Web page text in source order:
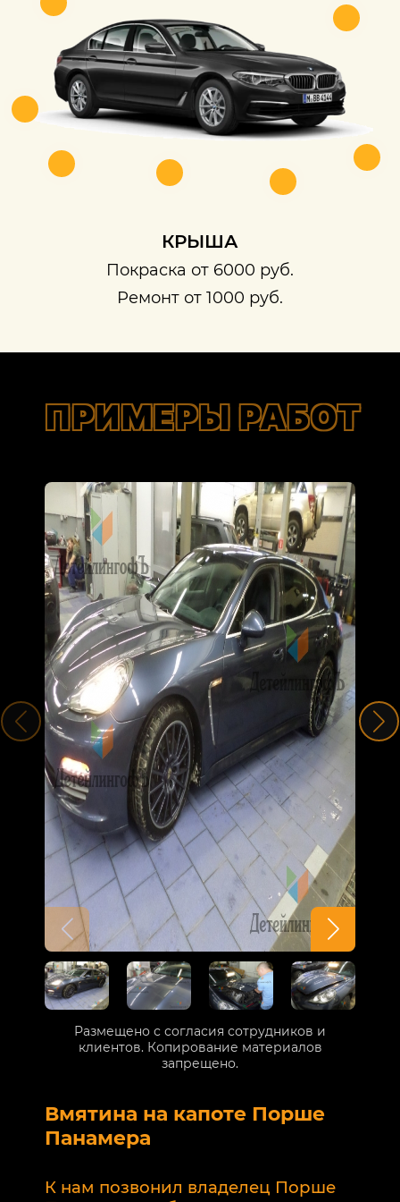
КРЫША
Покраска от 6000 руб.
Ремонт от 1000 руб.
ПРИМЕРЫ РАБОТ
Вмятина на капоте Порше
Панамера
К нам позвонил владелец Порше
Размещено с согласия сотрудников и
клиентов. Копирование материалов
запрещено.